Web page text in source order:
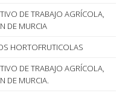
DE TRABAJO AGRÍCOLA,
DE MURCIA
HORTOFRUTICOLAS
DE TRABAJO AGRÍCOLA,
DE MURCIA.